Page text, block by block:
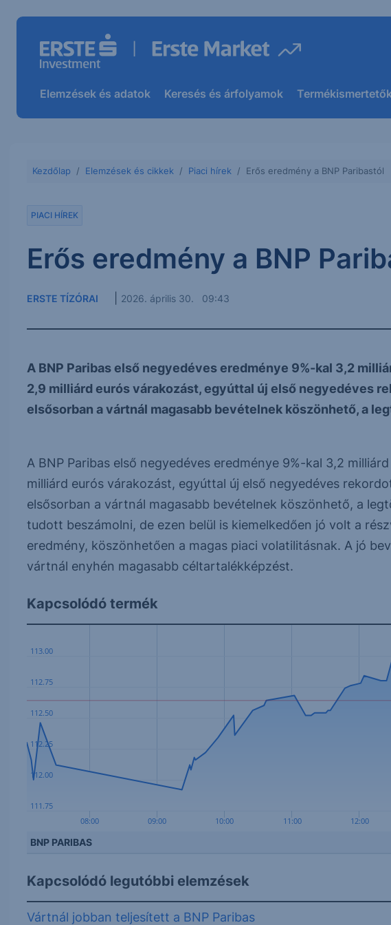
Elemzések és adatok Keresés és árfolyamok
Kezdőlap Elemzések és cikkek Piaci hírek Erős eredmény a BNP Paribastól
PIACI HÍREK
Erős eredmény a BNP
ERSTE TÍZÓRAI 2026. április 30. 09:43
A BNP Paribas első negyedéves eredménye 9%-kal 3,2
2,9 milliárd eurós várakozást, egyúttal új első negyedéves
elsősorban a vártnál magasabb bevételnek köszönhető, a
A BNP Paribas első negyedéves eredménye 9%-kal 3,2
milliárd eurós várakozást, egyúttal új első negyedéves
elsősorban a vártnál magasabb bevételnek köszönhető, a
tudott beszámolni, de ezen belül is kiemelkedően jó volt a
eredmény, köszönhetően a magas piaci volatilitásnak. A jó
vártnál enyhén magasabb céltartalékképzést.
Kapcsolódó termék
08:00 09:00 10:00 11:00 12:00
111.75
112.00
112.25
112.50
112.75
113.00
BNP PARIBAS
Kapcsolódó legutóbbi elemzések
Vártnál jobban teljesített a BNP Paribas